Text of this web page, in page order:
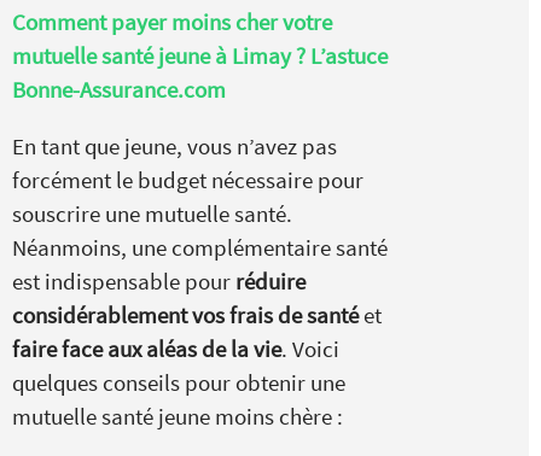
Comment payer moins cher votre
mutuelle santé jeune à Limay ? L’astuce
Bonne-Assurance.com
En tant que jeune, vous n’avez pas
forcément le budget nécessaire pour
souscrire une mutuelle santé.
Néanmoins, une complémentaire santé
est indispensable pour réduire
considérablement vos frais de santéet
faire face aux aléas de la vie. Voici
quelques conseils pour obtenir une
mutuelle santé jeune moins chère :